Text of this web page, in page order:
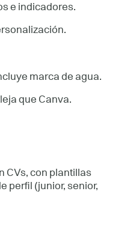
e indicadores.
marca de agua.
que Canva.
CVs, con plantillas
perfil (junior, senior,